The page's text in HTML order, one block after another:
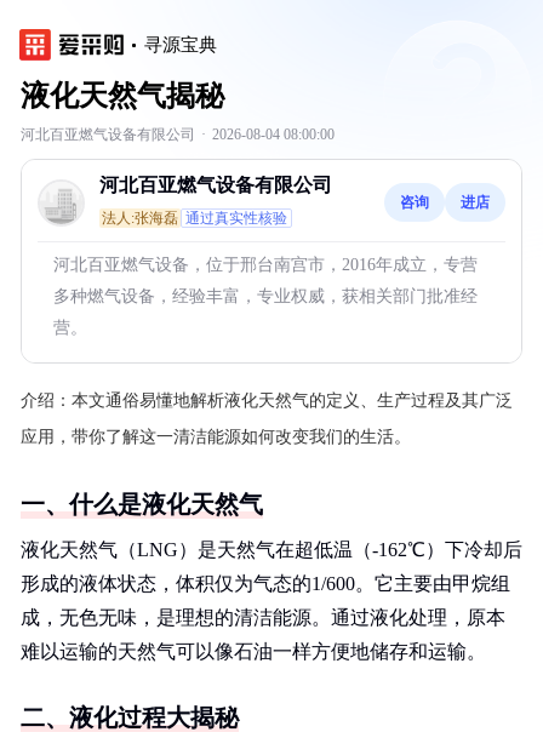
寻源宝典
液化天然气揭秘
河北百亚燃气设备有限公司 · 2026-08-04 08:00:00
河北百亚燃气设备有限公司
法人:张海磊 通过真实性核验
咨询 进店
河北百亚燃气设备，位于邢台南宫市，2016年成立，专营
多种燃气设备，经验丰富，专业权威，获相关部门批准经
营。
介绍： 本文通俗易懂地解析液化天然气的定义、生产过程及其广泛
应用，带你了解这一清洁能源如何改变我们的生活。
一、什么是液化天然气
液化天然气（LNG）是天然气在超低温（-162℃）下冷却后
形成的液体状态，体积仅为气态的1/600。它主要由甲烷组
成，无色无味，是理想的清洁能源。通过液化处理，原本
难以运输的天然气可以像石油一样方便地储存和运输。
二、液化过程大揭秘